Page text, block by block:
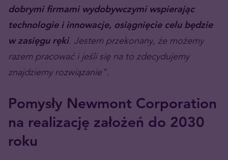
dobrymi firmami wydobywczymi wspierając
technologie i innowacje, osiągnięcie celu będzie
w zasięgu ręki. Jestem przekonany, że możemy
razem pracować i jeśli się na to zdecydujemy
znajdziemy rozwiązanie”.
Pomysły Newmont Corporation
na realizację założeń do 2030
roku